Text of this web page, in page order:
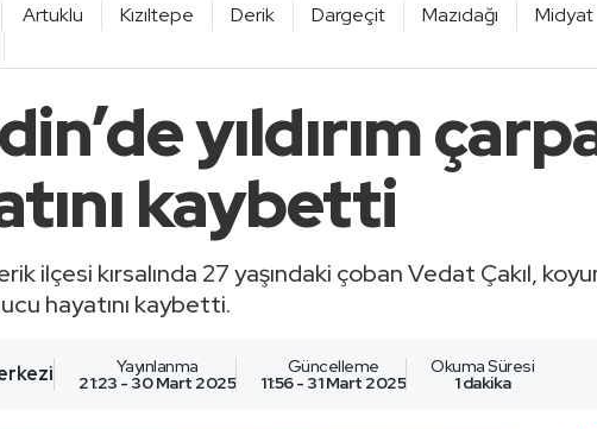
Artuklu Kızıltepe Derik Dargeçit Mazıdağı Midyat
yıldırım
kaybetti
ilçesi kırsalında 27 yaşındaki çoban Vedat Çakıl,
hayatını kaybetti.
Yayınlanma
21:23 - 30 Mart 2025
Güncelleme
11:56 - 31 Mart 2025
Okuma Süresi
1 dakika